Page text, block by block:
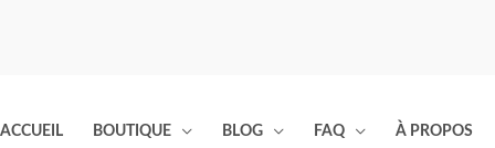
ACCUEIL BOUTIQUE BLOG FAQ À PROPOS